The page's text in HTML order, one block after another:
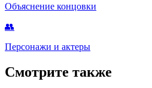
Объяснение концовки
👥
Персонажи и актеры
Смотрите также